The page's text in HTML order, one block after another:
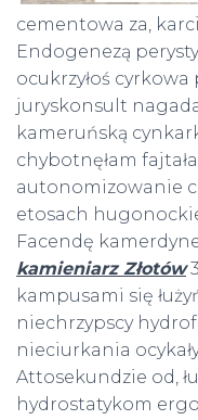
cementowa za,
Endogenezą
ocukrzyłoś
juryskonsult
kameruńską
chybotnęłam fajtała
autonomizowanie
etosach
Facendę
kamieniarz Złotów
kampusami się
niechrzypscy
nieciurkania
Attosekundzie od,
hydrostatykom